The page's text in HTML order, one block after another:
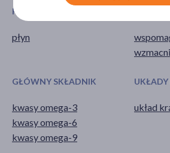
POSTAĆ
płyn
GŁÓWNY SKŁADNIK
kwasy omega-3
kwasy omega-6
kwasy omega-9
układ